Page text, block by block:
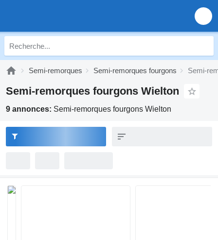
Semi-remorques Semi-remorques fourgons Semi-
Semi-remorques fourgons Wielton
9 annonces: Semi-remorques fourgons Wielton